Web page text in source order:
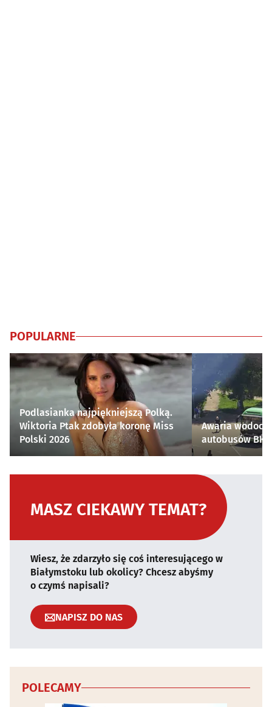
POPULARNE
Podlasianka najpiękniejszą Polką.
Wiktoria Ptak zdobyła koronę Miss
Polski 2026
Awaria
autobusów
MASZ CIEKAWY TEMAT?
Wiesz, że zdarzyło się coś interesującego w
Białymstoku lub okolicy? Chcesz abyśmy
o czymś napisali?
NAPISZ DO NAS
POLECAMY